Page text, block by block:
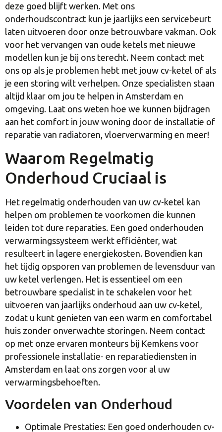
deze goed blijft werken. Met ons
onderhoudscontract kun je jaarlijks een servicebeurt
laten uitvoeren door onze betrouwbare vakman. Ook
voor het vervangen van oude ketels met nieuwe
modellen kun je bij ons terecht. Neem contact met
ons op als je problemen hebt met jouw cv-ketel of als
je een storing wilt verhelpen. Onze specialisten staan
altijd klaar om jou te helpen in Amsterdam en
omgeving. Laat ons weten hoe we kunnen bijdragen
aan het comfort in jouw woning door de installatie of
reparatie van radiatoren, vloerverwarming en meer!
Waarom Regelmatig
Onderhoud Cruciaal is
Het regelmatig onderhouden van uw cv-ketel kan
helpen om problemen te voorkomen die kunnen
leiden tot dure reparaties. Een goed onderhouden
verwarmingssysteem werkt efficiënter, wat
resulteert in lagere energiekosten. Bovendien kan
het tijdig opsporen van problemen de levensduur van
uw ketel verlengen. Het is essentieel om een
betrouwbare specialist in te schakelen voor het
uitvoeren van jaarlijks onderhoud aan uw cv-ketel,
zodat u kunt genieten van een warm en comfortabel
huis zonder onverwachte storingen. Neem contact
op met onze ervaren monteurs bij Kemkens voor
professionele installatie- en reparatiediensten in
Amsterdam en laat ons zorgen voor al uw
verwarmingsbehoeften.
Voordelen van Onderhoud
Optimale Prestaties: Een goed onderhouden cv-